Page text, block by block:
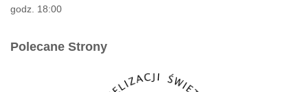
godz. 18:00
Polecane Strony